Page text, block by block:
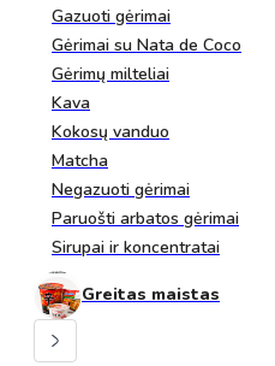
Gazuoti gėrimai
Gėrimai su Nata de Coco
Gėrimų milteliai
Kava
Kokosų vanduo
Matcha
Negazuoti gėrimai
Paruošti arbatos gėrimai
Sirupai ir koncentratai
Greitas maistas